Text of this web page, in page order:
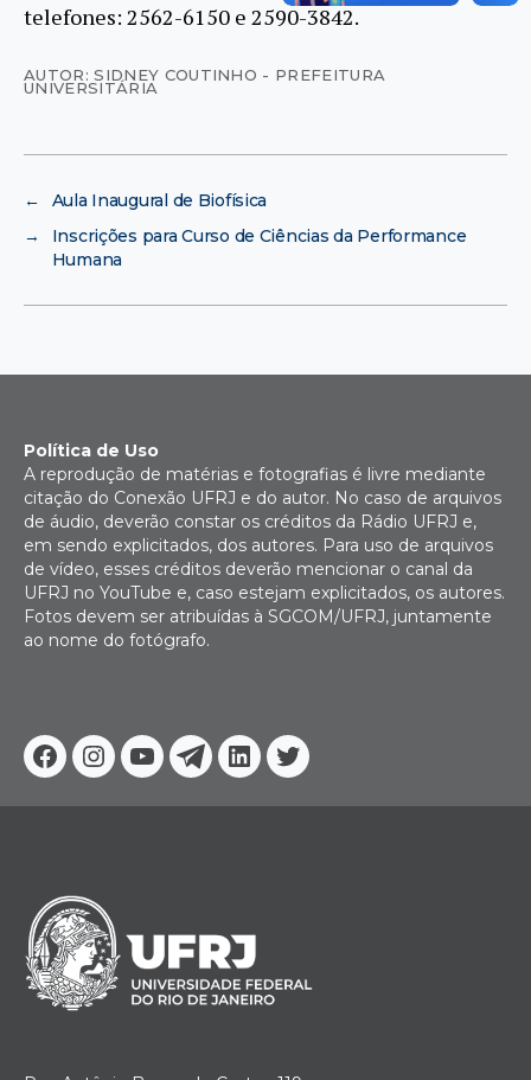
telefones: 2562-6150 e 2590-3842.
AUTOR: SIDNEY COUTINHO - PREFEITURA
UNIVERSITÁRIA
←
Aula Inaugural de Biofísica
→
Inscrições para Curso de Ciências da Performance
Humana
Facebook
Instagram
YoutubeTelegram
Linkedin
Twitter
Política de Uso
A reprodução de matérias e fotografias é livre mediante
citação do Conexão UFRJ e do autor. No caso de arquivos
de áudio, deverão constar os créditos da Rádio UFRJ e,
em sendo explicitados, dos autores. Para uso de arquivos
de vídeo, esses créditos deverão mencionar o canal da
UFRJ no YouTube e, caso estejam explicitados, os autores.
Fotos devem ser atribuídas à SGCOM/UFRJ, juntamente
ao nome do fotógrafo.